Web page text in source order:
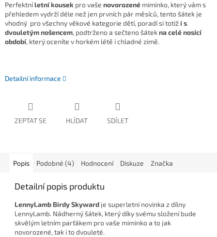
Perfektníletní kousek pro vaše novorozené miminko, který vám s
přehledem vydrží déle než jen prvních pár měsíců, tento šátek je
vhodný pro všechny věkové kategorie dětí, poradí si totiž i s
dvouletým nošencem, podtrženo a sečteno šátekna celé nosící
období, který oceníte v horkém létě i chladné zimě.
Detailní informace
ZEPTAT SE HLÍDAT SDÍLET
Popis Podobné (4) Hodnocení Diskuze Značka
Detailní popis produktu
LennyLamb Birdy Skyward je superletní novinka z dílny
LennyLamb. Nádherný šátek, který díky svému složení bude
skvělým letním parťákem pro vaše miminko a to jak
novorozené, tak i to dvouleté.